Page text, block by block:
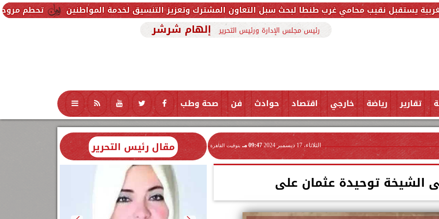
تحطم مروحية أثناء مكافحة محامي غرب طنطا لبحث سبل التعاون المشترك وتعزيز التنسيق لخدمة المواطنين
رئيس مجلس الإدارة ورئيس التحرير إلهام شرشر
تقارير رياضة خارجي اقتصاد حوادث فن صحة وطب تكنولوجيا منوعات محافظات
الثلاثاء، 17 ديسمبر 2024 09:47 مـ بتوقيت القاهرة
الشيخة توحيدة عثمان على
مقال رئيس التحرير